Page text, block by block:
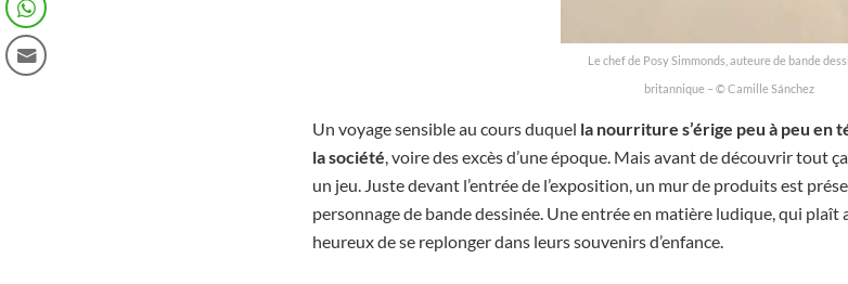
Le chef de Posy Simmonds, auteure de bande
britannique – © Camille Sánchez
Un voyage sensible au cours duquel la nourriture s’érige peu à peu
la société, voire des excès d’une époque. Mais avant de découvrir tout
un jeu. Juste devant l’entrée de l’exposition, un mur de produits est
personnage de bande dessinée. Une entrée en matière ludique, qui plaît
heureux de se replonger dans leurs souvenirs d’enfance.